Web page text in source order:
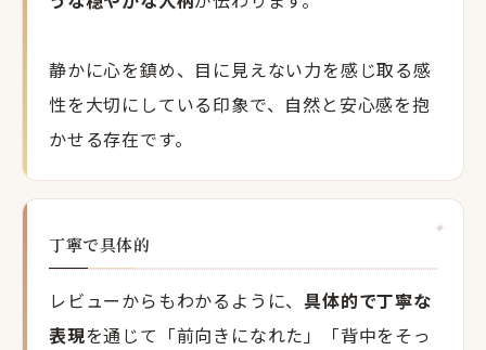
静かに心を鎮め、目に見えない力を感じ取る感
性を大切にしている印象で、自然と安心感を抱
かせる存在です。
丁寧で具体的
レビューからもわかるように、具体的で丁寧な
表現を通じて「前向きになれた」「背中をそっ